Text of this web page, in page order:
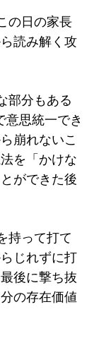
の日の家長
読み解く攻
部分もある
意思統一でき
崩れないこ
を「かけな
ができた後
持って打て
じれずに打
後に撃ち抜
の存在価値